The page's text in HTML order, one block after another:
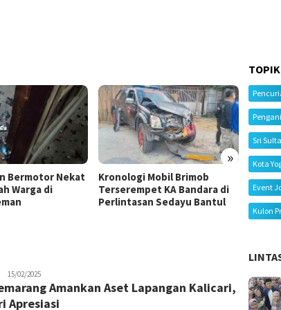
»
Bermotor Nekat
Warga di
Kronologi Mobil Brimob
Terserempet KA Bandara di
Perlintasan Sedayu Bantul
Tiga
Ibu
Juno
15/02/2025
Amankan Aset Lapangan Kalicari,
Apresiasi
Sri
Kota
Event
Kulon